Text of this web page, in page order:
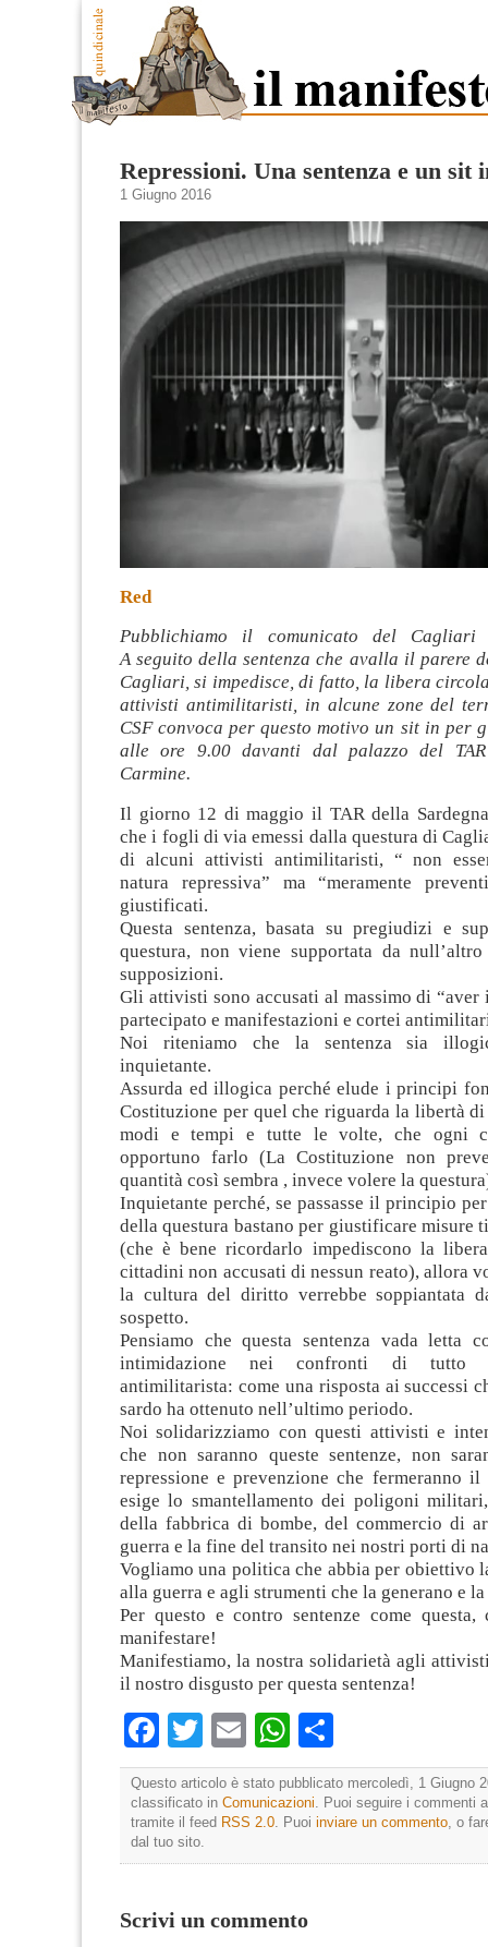
Repressioni. Una sentenza e un sit
1 Giugno 2016
Red
Pubblichiamo il comunicato del Cagliari
A seguito della sentenza che avalla il parere
Cagliari, si impedisce, di fatto, la libera
attivisti antimilitaristi, in alcune zone del
CSF convoca per questo motivo un sit in per
alle ore 9.00 davanti dal palazzo del
Carmine.
Il giorno 12 di maggio il TAR della
che i fogli di via emessi dalla questura di
di alcuni attivisti antimilitaristi, “ non
natura repressiva” ma “meramente
giustificati.
Questa sentenza, basata su pregiudizi e
questura, non viene supportata da
supposizioni.
Gli attivisti sono accusati al massimo di
partecipato e manifestazioni e cortei
Noi riteniamo che la sentenza sia
inquietante.
Assurda ed illogica perché elude i principi
Costituzione per quel che riguarda la libertà
modi e tempi e tutte le volte, che ogni
opportuno farlo (La Costituzione non
quantità così sembra , invece volere la
Inquietante perché, se passasse il principio
della questura bastano per giustificare
(che è bene ricordarlo impediscono la
cittadini non accusati di nessun reato), allora
la cultura del diritto verrebbe soppiantata
sospetto.
Pensiamo che questa sentenza vada letta
intimidazione nei confronti di tutto
antimilitarista: come una risposta ai successi
sardo ha ottenuto nell’ultimo periodo.
Noi solidarizziamo con questi attivisti e
che non saranno queste sentenze, non
repressione e prevenzione che fermeranno il
esige lo smantellamento dei poligoni
della fabbrica di bombe, del commercio di
guerra e la fine del transito nei nostri porti di
Vogliamo una politica che abbia per obiettivo
alla guerra e agli strumenti che la generano e
Per questo e contro sentenze come questa,
manifestare!
Manifestiamo, la nostra solidarietà agli
il nostro disgusto per questa sentenza!
Facebook
Twitter
EmailWhatsApp
Questo articolo è stato pubblicato mercoledì, 1 Giugno
classificato in Comunicazioni . Puoi seguire i commenti
tramite il feed RSS 2.0 . Puoi inviare un commento , o
dal tuo sito.
Scrivi un commento